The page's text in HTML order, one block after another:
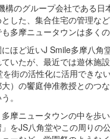
構のグループ会社である
した、集合住宅の管理な
多摩ニュータウンは多く
ほど近いJ Smile多摩八角
いたが、最近では遊休施
を街の活性化に活用できな
大）の饗庭伸准教授とのつ
。
摩ニュータウンの中を歩
をJS八角堂やこの周りの